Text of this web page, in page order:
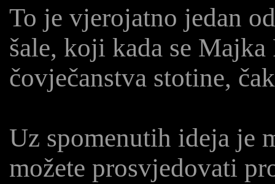
To je vjerojatno jedan
šale, koji kada se
čovječanstva stotine,
Uz spomenutih ideja je
možete prosvjedovati